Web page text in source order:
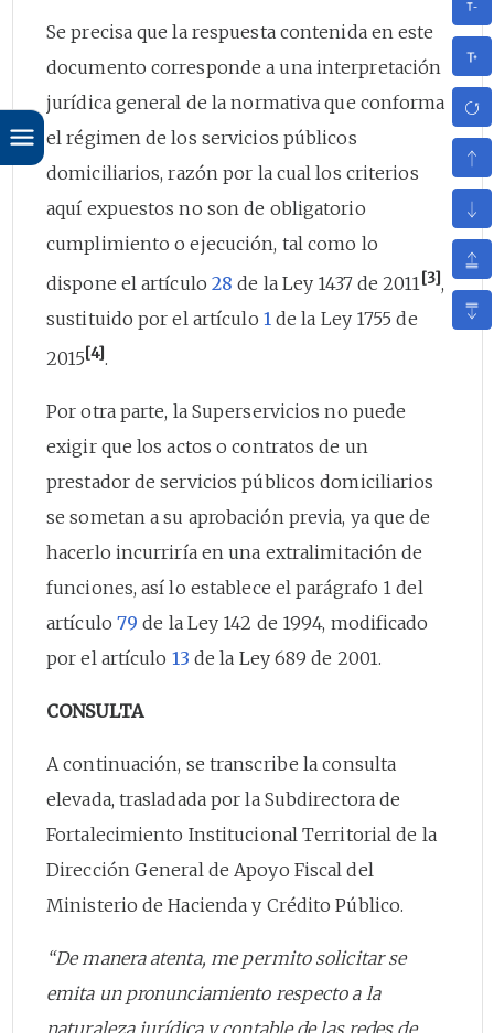
Se precisa que la respuesta contenida en este
documento corresponde a una interpretación
jurídica general de la normativa que conforma
el régimen de los servicios públicos
domiciliarios, razón por la cual los criterios
aquí expuestos no son de obligatorio
cumplimiento o ejecución, tal como lo
dispone el artículo 28 de la Ley 1437 de 2011 [3],
sustituido por el artículo 1 de la Ley 1755 de
2015 [4].
Por otra parte, la Superservicios no puede
exigir que los actos o contratos de un
prestador de servicios públicos domiciliarios
se sometan a su aprobación previa, ya que de
hacerlo incurriría en una extralimitación de
funciones, así lo establece el parágrafo 1 del
artículo 79 de la Ley 142 de 1994, modificado
por el artículo 13 de la Ley 689 de 2001.
CONSULTA
A continuación, se transcribe la consulta
elevada, trasladada por la Subdirectora de
Fortalecimiento Institucional Territorial de la
Dirección General de Apoyo Fiscal del
Ministerio de Hacienda y Crédito Público.
“De manera atenta, me permito solicitar se
emita un pronunciamiento respecto a la